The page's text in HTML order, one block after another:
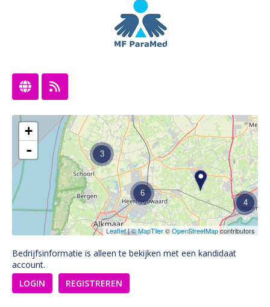
3
6
4
+
-
Leaflet|© MapTiler©OpenStreetMapcontributors
Bedrijfsinformatie is alleen te bekijken met een kandidaat
account.
LOGIN
REGISTREREN